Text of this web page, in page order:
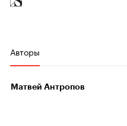
Авторы
Матвей Антропов